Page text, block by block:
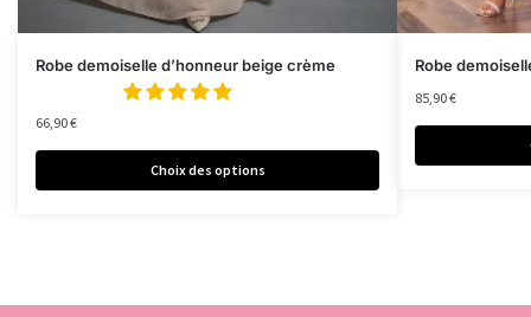
Robe demoiselle d’honneur beige crème
66,90€
Choix des options
Robe
85,90€